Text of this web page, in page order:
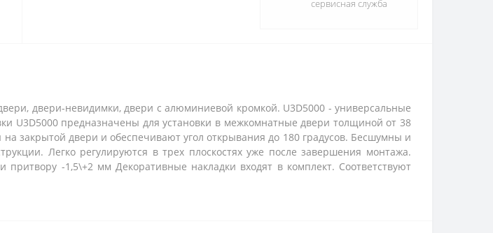
сервисная служба
двери-невидимки, двери с алюминиевой кромкой. U3D5000 - универсальные
U3D5000 предназначены для установки в межкомнатные двери толщиной от 38
закрытой двери и обеспечивают угол открывания до 180 градусов. Бесшумны и
Легко регулируются в трех плоскостях уже после завершения монтажа.
-1,5\+2 мм Декоративные накладки входят в комплект. Соответствуют